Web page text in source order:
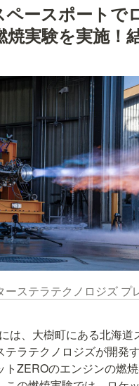
ペースポートで
焼実験を実施！
ーステラテクノロジズ プ
は、大樹町にある北海道
テラテクノロジズが開発
トZEROのエンジンの燃